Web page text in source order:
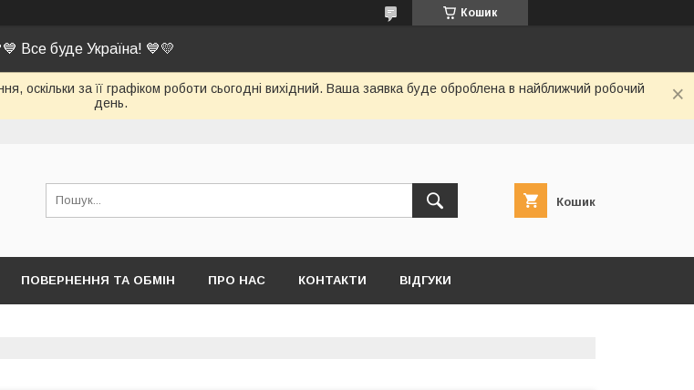
Кошик
Все буде Україна! 💙💛
оскільки за її графіком роботи сьогодні вихідний. Ваша заявка буде оброблена в найближчий робочий
день.
Кошик
ПОВЕРНЕННЯ ТА ОБМІН ПРО НАС КОНТАКТИ ВІДГУКИ